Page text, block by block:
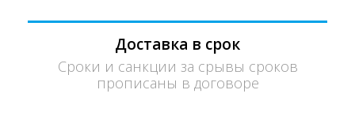
Доставка в срок
Сроки и санкции за срывы сроков
прописаны в договоре